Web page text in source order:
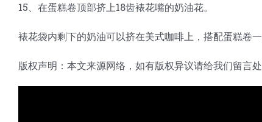
15、在蛋糕卷顶部挤上18齿裱花嘴的奶油花。
裱花袋内剩下的奶油可以挤在美式咖啡上，搭配蛋糕卷一
版权声明：本文来源网络，如有版权异议请给我们留言处